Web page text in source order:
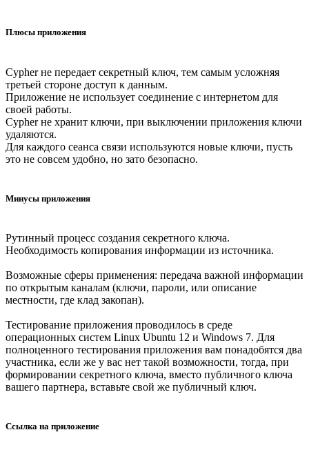
Плюсы приложения
Cypher не передает секретный ключ, тем самым усложняя
третьей стороне доступ к данным.
Приложение не использует соединение с интернетом для
своей работы.
Cypher не хранит ключи, при выключении приложения ключи
удаляются.
Для каждого сеанса связи используются новые ключи, пусть
это не совсем удобно, но зато безопасно.
Минусы приложения
Рутинный процесс создания секретного ключа.
Необходимость копирования информации из источника.
Возможные сферы применения: передача важной информации
по открытым каналам (ключи, пароли, или описание
местности, где клад закопан).
Тестирование приложения проводилось в среде
операционных систем Linux Ubuntu 12 и Windows 7. Для
полноценного тестирования приложения вам понадобятся два
участника, если же у вас нет такой возможности, тогда, при
формировании секретного ключа, вместо публичного ключа
вашего партнера, вставьте свой же публичный ключ.
Сcылка на приложение